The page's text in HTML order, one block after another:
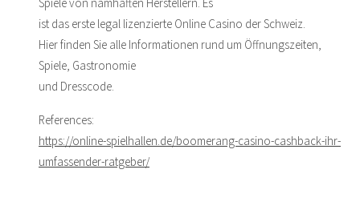
ist das erste legal lizenzierte Online Casino der Schweiz.
Hier finden Sie alle Informationen rund um Öffnungszeiten,
Spiele, Gastronomie
und Dresscode.
References:
https://online-spielhallen.de/boomerang-casino-cashback-ihr-
umfassender-ratgeber/